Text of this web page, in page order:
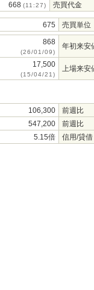
668 (11:27) 売買代金
675 売買単位
868
(26/01/09)
年初来安
17,500
(15/04/21)
上場来安
106,300
前週比
547,200
前週比
5.15倍 信用/貸借